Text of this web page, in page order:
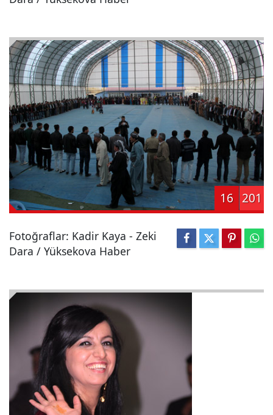
16 201
Fotoğraflar: Kadir Kaya - Zeki
Dara / Yüksekova Haber